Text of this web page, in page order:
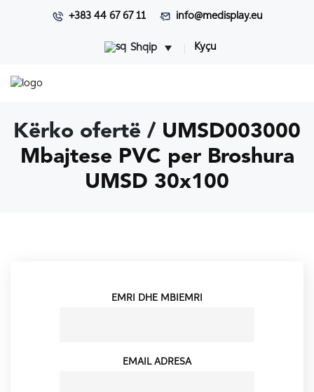
+383 44 67 67 11 info@medisplay.eu
Shqip Kyçu
Kërko ofertë / UMSD003000
Mbajtese PVC per Broshura
UMSD 30x100
EMRI DHE MBIEMRI
EMAIL ADRESA